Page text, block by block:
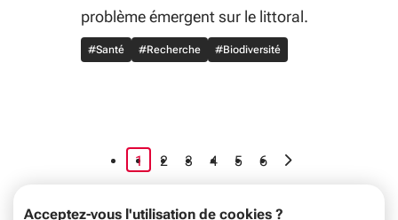
Acceptez-vous l'utilisation de cookies ?
problème émergent sur le littoral.
#Santé #Recherche #Biodiversité
1 page courante
2 3 4 5 6